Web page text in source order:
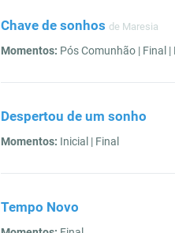
Chave de sonhos de Maresia
Momentos: Pós Comunhão | Final |
Despertou de um sonho
Momentos: Inicial | Final
Tempo Novo